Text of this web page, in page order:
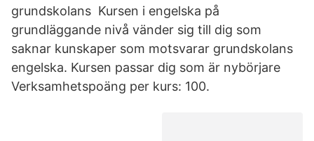
grundskolans Kursen i engelska på
grundläggande nivå vänder sig till dig som
saknar kunskaper som motsvarar grundskolans
engelska. Kursen passar dig som är nybörjare
Verksamhetspoäng per kurs: 100.